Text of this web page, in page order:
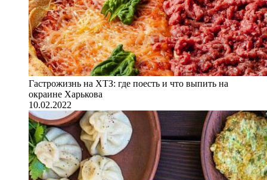
Гастрожизнь на ХТЗ: где поесть и что выпить на
окраине Харькова
10.02.2022